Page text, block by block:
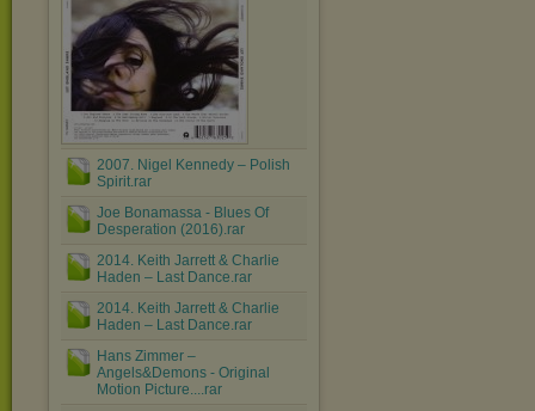
2007. Nigel Kennedy ‎– Polish
Spirit.rar
Joe Bonamassa - Blues Of
Desperation (2016).rar
2014. Keith Jarrett & Charlie
Haden – Last Dance.rar
2014. Keith Jarrett & Charlie
Haden – Last Dance.rar
Hans Zimmer ‎–
Angels&Demons - Original
Motion Picture....rar